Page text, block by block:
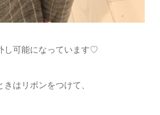
し可能になっています♡
はリボンをつけて、